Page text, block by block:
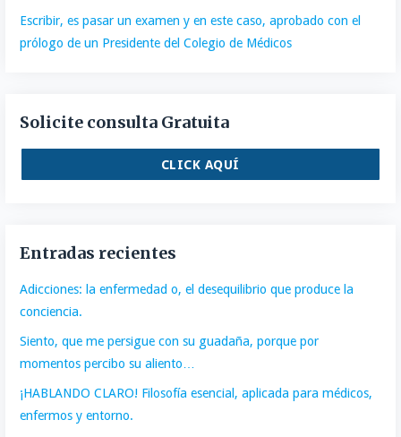
Escribir, es pasar un examen y en este caso, aprobado con el
prólogo de un Presidente del Colegio de Médicos
Solicite consulta Gratuita
CLICK AQUÍ
Entradas recientes
Adicciones: la enfermedad o, el desequilibrio que produce la
conciencia.
Siento, que me persigue con su guadaña, porque por
momentos percibo su aliento…
¡HABLANDO CLARO! Filosofía esencial, aplicada para médicos,
enfermos y entorno.